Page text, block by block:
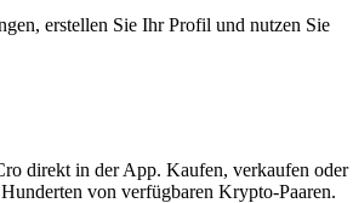
erstellen Sie Ihr Profil und nutzen Sie
direkt in der App. Kaufen, verkaufen oder
von verfügbaren Krypto-Paaren.